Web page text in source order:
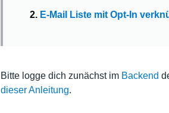
2.E-Mail Liste mit Opt-In
Bitte logge dich zunächst im Backend
dieser Anleitung.